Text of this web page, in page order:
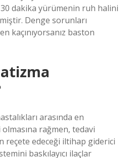
dakika yürümenin ruh halini
Denge sorunları
kaçınıyorsanız baston
arasında en
rağmen, tedavi
reçete edeceği iltihap giderici
baskılayıcı ilaçlar